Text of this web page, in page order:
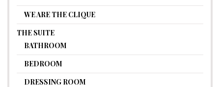
WE ARE THE CLIQUE
THE SUITE
BATHROOM
BEDROOM
DRESSING ROOM